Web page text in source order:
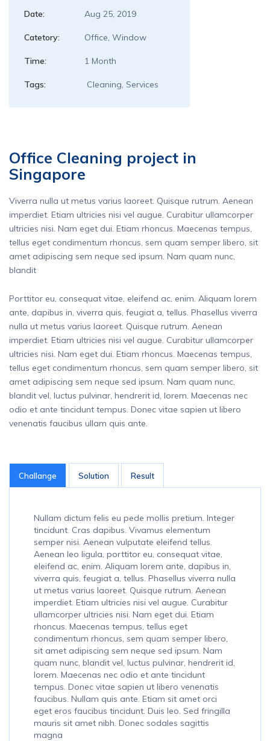
Date: Aug 25, 2019
Catetory: Office, Window
Time: 1 Month
Tags: Cleaning, Services
Office Cleaning project in
Singapore
Viverra nulla ut metus varius laoreet. Quisque rutrum. Aenean
imperdiet. Etiam ultricies nisi vel augue. Curabitur ullamcorper
ultricies nisi. Nam eget dui. Etiam rhoncus. Maecenas tempus,
tellus eget condimentum rhoncus, sem quam semper libero, sit
amet adipiscing sem neque sed ipsum. Nam quam nunc,
blandit
Porttitor eu, consequat vitae, eleifend ac, enim. Aliquam lorem
ante, dapibus in, viverra quis, feugiat a, tellus. Phasellus viverra
nulla ut metus varius laoreet. Quisque rutrum. Aenean
imperdiet. Etiam ultricies nisi vel augue. Curabitur ullamcorper
ultricies nisi. Nam eget dui. Etiam rhoncus. Maecenas tempus,
tellus eget condimentum rhoncus, sem quam semper libero, sit
amet adipiscing sem neque sed ipsum. Nam quam nunc,
blandit vel, luctus pulvinar, hendrerit id, lorem. Maecenas nec
odio et ante tincidunt tempus. Donec vitae sapien ut libero
venenatis faucibus ullam quis ante.
Challange Solution Result
Nullam dictum felis eu pede mollis pretium. Integer
tincidunt. Cras dapibus. Vivamus elementum
semper nisi. Aenean vulputate eleifend tellus.
Aenean leo ligula, porttitor eu, consequat vitae,
eleifend ac, enim. Aliquam lorem ante, dapibus in,
viverra quis, feugiat a, tellus. Phasellus viverra nulla
ut metus varius laoreet. Quisque rutrum. Aenean
imperdiet. Etiam ultricies nisi vel augue. Curabitur
ullamcorper ultricies nisi. Nam eget dui. Etiam
rhoncus. Maecenas tempus, tellus eget
condimentum rhoncus, sem quam semper libero,
sit amet adipiscing sem neque sed ipsum. Nam
quam nunc, blandit vel, luctus pulvinar, hendrerit id,
lorem. Maecenas nec odio et ante tincidunt
tempus. Donec vitae sapien ut libero venenatis
faucibus. Nullam quis ante. Etiam sit amet orci
eget eros faucibus tincidunt. Duis leo. Sed fringilla
mauris sit amet nibh. Donec sodales sagittis
magna